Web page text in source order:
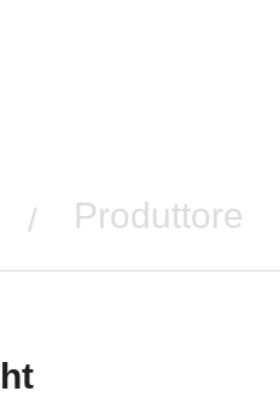
/ Produttore